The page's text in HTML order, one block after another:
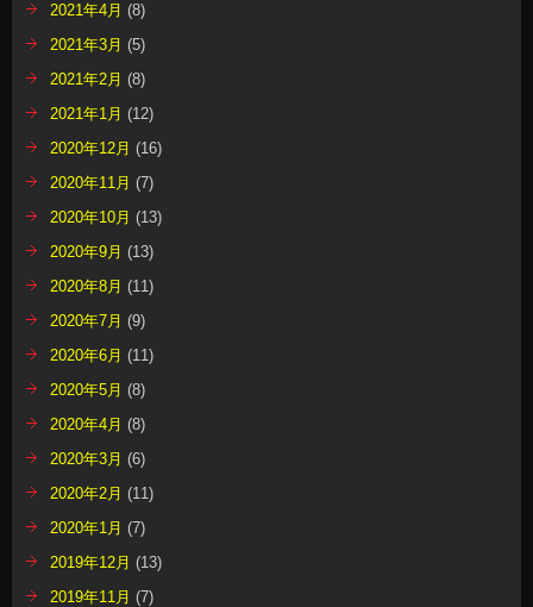
2021年4月 (8)
2021年3月 (5)
2021年2月 (8)
2021年1月 (12)
2020年12月 (16)
2020年11月 (7)
2020年10月 (13)
2020年9月 (13)
2020年8月 (11)
2020年7月 (9)
2020年6月 (11)
2020年5月 (8)
2020年4月 (8)
2020年3月 (6)
2020年2月 (11)
2020年1月 (7)
2019年12月 (13)
2019年11月 (7)